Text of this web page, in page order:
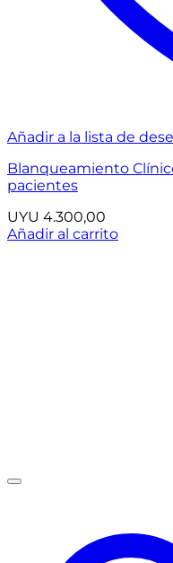
Añadir a la lista de
Blanqueamiento
pacientes
UYU 4.300,00
Añadir al carrito